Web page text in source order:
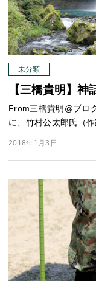
未分類
【三橋貴明】神
From三橋貴明@ブロ
に、竹村公太郎氏（
2018年1月3日